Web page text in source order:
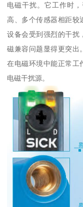
电磁干扰。它工作时
高、多个传感器相距较
设备会受到强烈的干扰
磁兼容问题显得更突出
在电磁环境中能正常工
电磁干扰源。